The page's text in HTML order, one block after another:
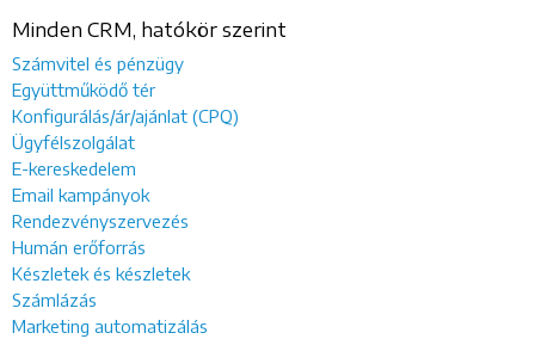
Minden CRM, hatókör szerint
Számvitel és pénzügy
Együttműködő tér
Konfigurálás/ár/ajánlat (CPQ)
Ügyfélszolgálat
E-kereskedelem
Email kampányok
Rendezvényszervezés
Humán erőforrás
Készletek és készletek
Számlázás
Marketing automatizálás